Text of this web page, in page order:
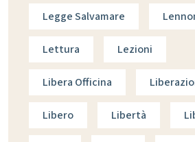
Legge Salvamare
Lettura Lezioni
Libera Officina
Libero Libertà